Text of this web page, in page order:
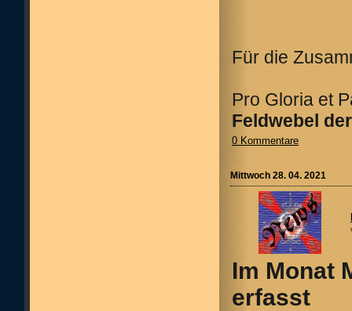
Für die
Pro Gloria et
Feldwebel
0 Kommentare
Mittwoch 28. 04. 2021
Im Monat
erfasst